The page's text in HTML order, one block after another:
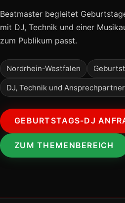
Beatmaster begleitet
mit DJ, Technik und einer
zum Publikum passt.
Nordrhein-Westfalen
DJ, Technik und
GEBURTSTAGS-DJ
ZUM THEMENBEREICH